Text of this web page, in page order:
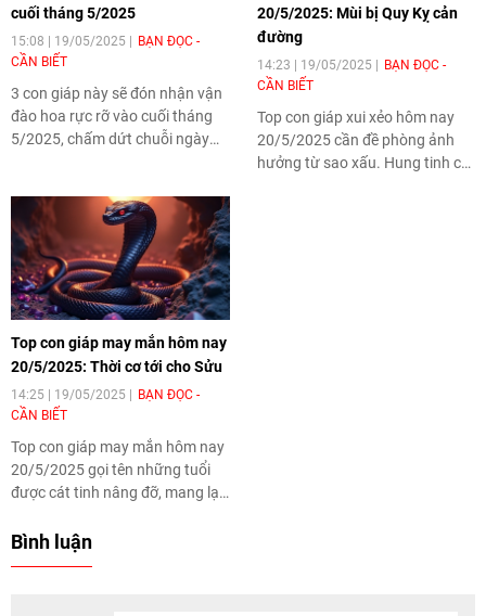
cuối tháng 5/2025
15:08 | 19/05/2025
BẠN ĐỌC -
CẦN BIẾT
3 con giáp này sẽ đón nhận vận
đào hoa rực rỡ vào cuối tháng
5/2025, chấm dứt chuỗi ngày
20/5/2025: Mùi bị Quy Kỵ cản
đường
14:23 | 19/05/2025
BẠN ĐỌC -
CẦN BIẾT
Top con giáp xui xẻo hôm nay
20/5/2025 cần đề phòng ảnh
hưởng từ sao xấu. Hung tinh có
Top con giáp may mắn hôm nay
20/5/2025: Thời cơ tới cho Sửu
14:25 | 19/05/2025
BẠN ĐỌC -
CẦN BIẾT
Top con giáp may mắn hôm nay
20/5/2025 gọi tên những tuổi
được cát tinh nâng đỡ, mang lại
tài chính. Nếu biết tận dụng cơ
Bình luận